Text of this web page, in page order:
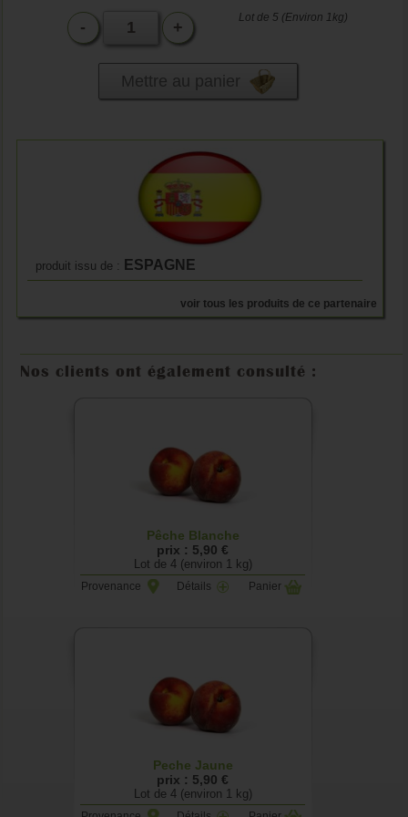
- +
Lot de 5 (Environ 1kg)
Mettre au panier
produit issu de : ESPAGNE
voir tous les produits de ce partenaire
Nos clients ont également consulté :
Pêche Blanche
prix : 5,90 €
Lot de 4 (environ 1 kg)
Provenance Détails Panier
Peche Jaune
prix : 5,90 €
Lot de 4 (environ 1 kg)